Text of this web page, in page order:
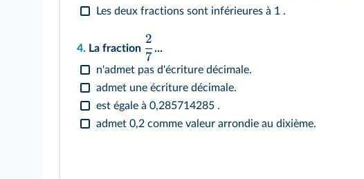
Les deux fractions sont inférieures à 1 .
4. La fraction
7
2
...
n'admet pas d'écriture décimale.
admet une écriture décimale.
est égale à 0,285714285 .
admet 0,2 comme valeur arrondie au dixième.